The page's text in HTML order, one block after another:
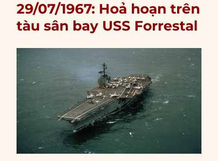
29/07/1967: Hoả hoạn trên
tàu sân bay USS Forrestal